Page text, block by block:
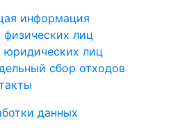
информация
физических лиц
юридических лиц
сбор отходов
данных